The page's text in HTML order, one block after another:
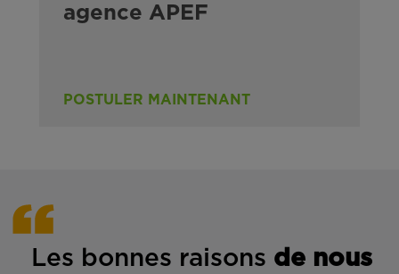
agence APEF
POSTULER MAINTENANT
Les bonnes raisons de nous